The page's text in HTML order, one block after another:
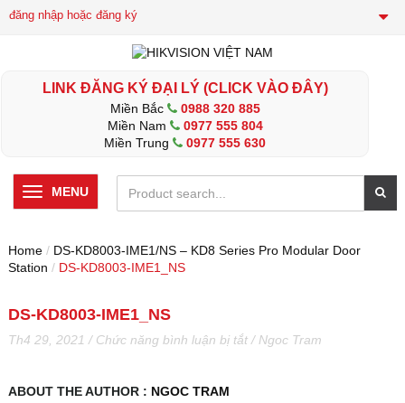
đăng nhập hoặc đăng ký
LINK ĐĂNG KÝ ĐẠI LÝ (CLICK VÀO ĐÂY)
Miền Bắc
0988 320 885
Miền Nam
0977 555 804
Miền Trung
0977 555 630
MENU
Home / DS-KD8003-IME1/NS – KD8 Series Pro Modular Door
Station / DS-KD8003-IME1_NS
DS-KD8003-IME1_NS
Th4 29, 2021 / Chức năng bình luận bị tắtở/ Ngoc Tram
ABOUT THE AUTHOR : NGOC TRAM